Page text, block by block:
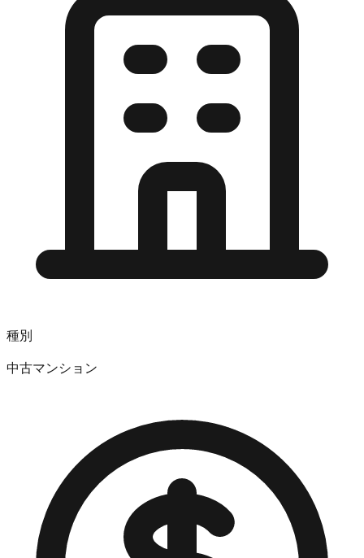
種別
中古マンション